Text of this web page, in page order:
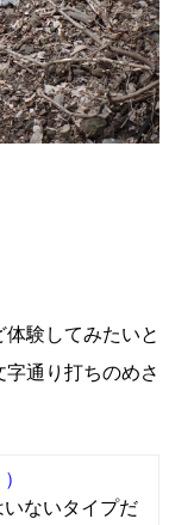
験してみたいと
通り打ちのめさ
ないタイプだ